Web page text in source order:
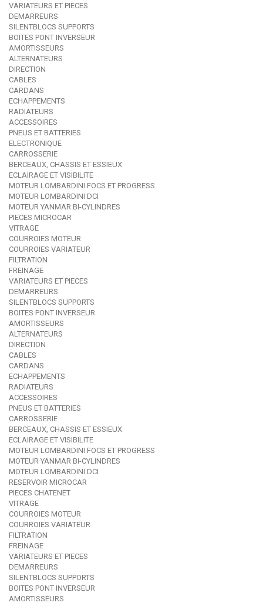
VARIATEURS ET PIECES
DEMARREURS
SILENTBLOCS SUPPORTS
BOITES PONT INVERSEUR
AMORTISSEURS
ALTERNATEURS
DIRECTION
CABLES
CARDANS
ECHAPPEMENTS
RADIATEURS
ACCESSOIRES
PNEUS ET BATTERIES
ELECTRONIQUE
CARROSSERIE
BERCEAUX, CHASSIS ET ESSIEUX
ECLAIRAGE ET VISIBILITE
MOTEUR LOMBARDINI FOCS ET PROGRESS
MOTEUR LOMBARDINI DCI
MOTEUR YANMAR BI-CYLINDRES
PIECES MICROCAR
VITRAGE
COURROIES MOTEUR
COURROIES VARIATEUR
FILTRATION
FREINAGE
VARIATEURS ET PIECES
DEMARREURS
SILENTBLOCS SUPPORTS
BOITES PONT INVERSEUR
AMORTISSEURS
ALTERNATEURS
DIRECTION
CABLES
CARDANS
ECHAPPEMENTS
RADIATEURS
ACCESSOIRES
PNEUS ET BATTERIES
CARROSSERIE
BERCEAUX, CHASSIS ET ESSIEUX
ECLAIRAGE ET VISIBILITE
MOTEUR LOMBARDINI FOCS ET PROGRESS
MOTEUR YANMAR BI-CYLINDRES
MOTEUR LOMBARDINI DCI
RESERVOIR MICROCAR
PIECES CHATENET
VITRAGE
COURROIES MOTEUR
COURROIES VARIATEUR
FILTRATION
FREINAGE
VARIATEURS ET PIECES
DEMARREURS
SILENTBLOCS SUPPORTS
BOITES PONT INVERSEUR
AMORTISSEURS